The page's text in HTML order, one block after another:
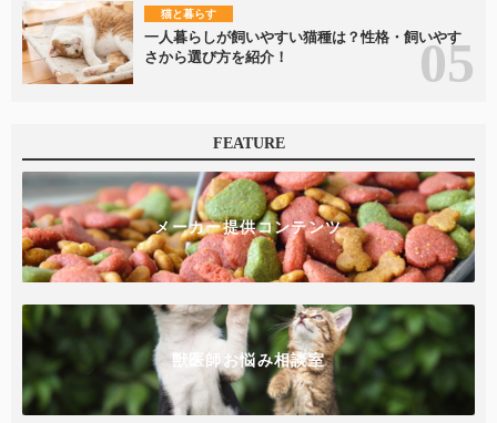
猫と暮らす
一人暮らしが飼いやすい猫種は？性格・飼いやす
さから選び方を紹介！
FEATURE
メーカー提供コンテンツ
獣医師お悩み相談室